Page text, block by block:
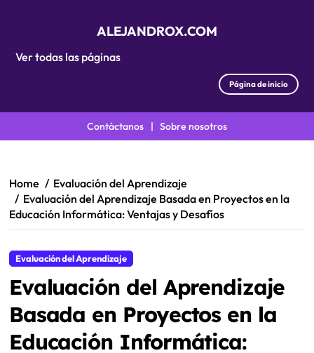
Ver todas las páginas
ALEJANDROX.COM
Página de inicio
Contáctanos | Sobre nosotros
content
Home
Evaluación del Aprendizaje
Evaluación del Aprendizaje Basada en Proyectos en la
Educación Informática: Ventajas y Desafíos
Evaluación del Aprendizaje
Evaluación del Aprendizaje
Basada en Proyectos en la
Educación Informática: